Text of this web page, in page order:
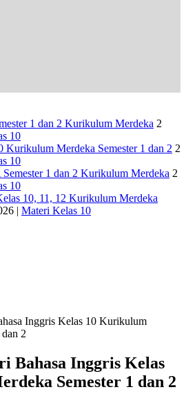
1 dan 2 Kurikulum Merdeka 2
10
Kurikulum Merdeka Semester 1 dan 2 2
10
1 dan 2 Kurikulum Merdeka 2
10
10, 11, 12 Kurikulum Merdeka
| Materi Kelas 10
Inggris Kelas 10 Kurikulum
2
Bahasa Inggris Kelas
Semester 1 dan 2